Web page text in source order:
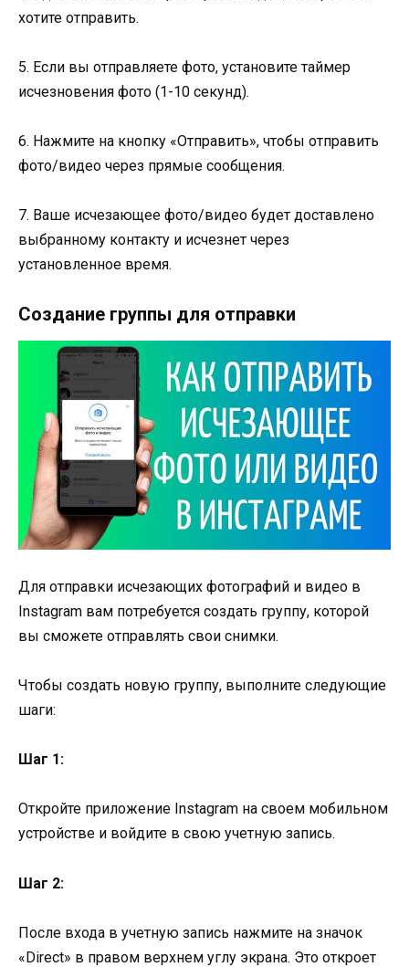
хотите отправить.
5. Если вы отправляете фото, установите таймер
исчезновения фото (1-10 секунд).
6. Нажмите на кнопку «Отправить», чтобы отправить
фото/видео через прямые сообщения.
7. Ваше исчезающее фото/видео будет доставлено
выбранному контакту и исчезнет через
установленное время.
Создание группы для отправки
Для отправки исчезающих фотографий и видео в
Instagram вам потребуется создать группу, которой
вы сможете отправлять свои снимки.
Чтобы создать новую группу, выполните следующие
шаги:
Шаг 1:
Откройте приложение Instagram на своем мобильном
устройстве и войдите в свою учетную запись.
Шаг 2:
После входа в учетную запись нажмите на значок
«Direct» в правом верхнем углу экрана. Это откроет